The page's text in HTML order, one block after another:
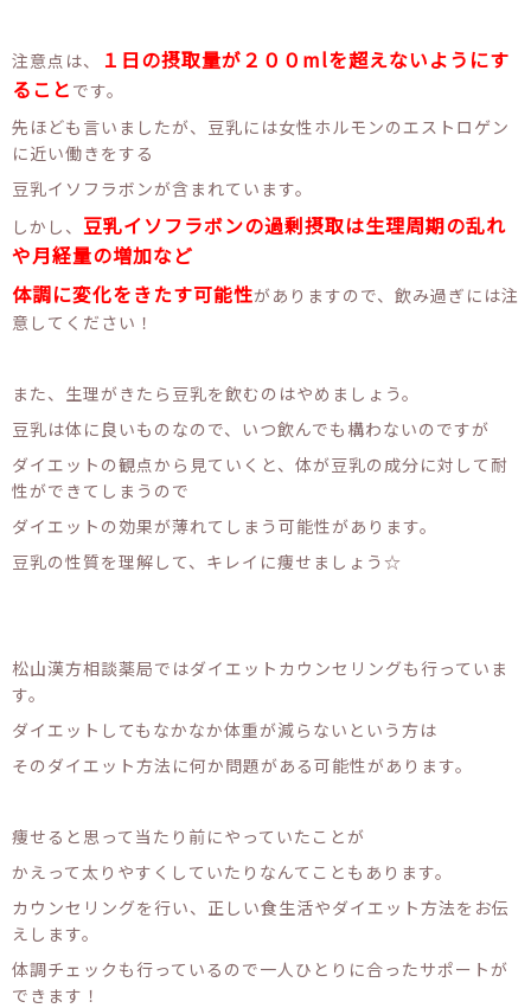
注意点は、
１日の摂取量が２００mlを超えないようにす
ること です。
先ほども言いましたが、豆乳には女性ホルモンのエストロゲン
に近い働きをする
豆乳イソフラボンが含まれています。
しかし、 豆乳イソフラボンの過剰摂取は生理周期の乱れ
や月経量の増加など
体調に変化をきたす可能性がありますので、飲み過ぎには注
意してください！
また、生理がきたら豆乳を飲むのはやめましょう。
豆乳は体に良いものなので、いつ飲んでも構わないのですが
ダイエットの観点から見ていくと、体が豆乳の成分に対して耐
性ができてしまうので
ダイエットの効果が薄れてしまう可能性があります。
豆乳の性質を理解して、キレイに痩せましょう☆
松山漢方相談薬局ではダイエットカウンセリングも行っていま
す。
ダイエットしてもなかなか体重が減らないという方は
そのダイエット方法に何か問題がある可能性があります。
痩せると思って当たり前にやっていたことが
かえって太りやすくしていたりなんてこともあります。
カウンセリングを行い、正しい食生活やダイエット方法をお伝
えします。
体調チェックも行っているので一人ひとりに合ったサポートが
できます！